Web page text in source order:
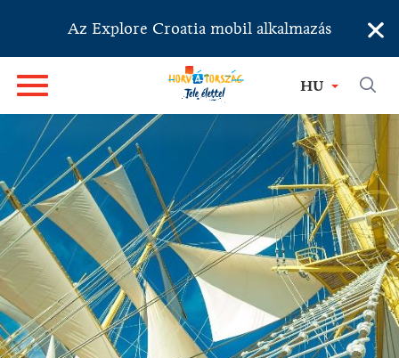
Az Explore Croatia mobil alkalmazás ×
HU